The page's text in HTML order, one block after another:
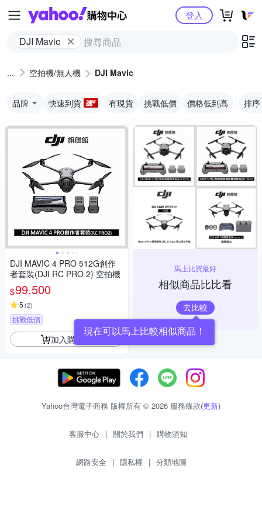
Yahoo購物中心
DJI Mavic
登入
空拍機/無人機 DJI Mavic
品牌 快速到貨 有現貨 挑戰低價 價格低到高 排序
DJI MAVIC 4 PRO 512G創作
者套裝(DJI RC PRO 2) 空拍機
$99,500
5 (2)
挑戰低價
加入購物車
馬上比買最好
相似商品比比看
去比較
現在可以馬上比較相似商品！
Yahoo台灣電子商務 版權所有 © 2026 服務條款(更新)
客服中心 | 關於我們 | 購物須知
網路安全 | 隱私權 | 分類地圖